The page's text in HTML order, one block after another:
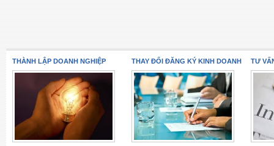
THÀNH LẬP DOANH NGHIỆP THAY ĐỔI ĐĂNG KÝ KINH DOANH TƯ